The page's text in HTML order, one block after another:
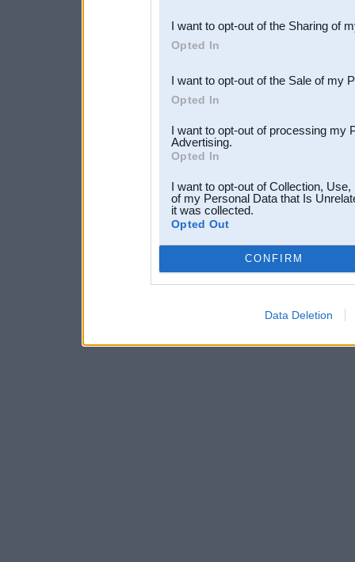
Downstream Participants
third parties.
I want to opt-out of the Sharing of
Opted In
I want to opt-out of the Sale of my
Opted In
I want to opt-out of processing my
Advertising.
Opted In
I want to opt-out of Collection,
of my Personal Data that Is
it was collected.
Opted Out
CONFIRM
Data Deletion